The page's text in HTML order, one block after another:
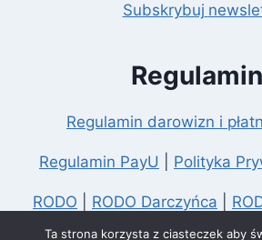
Subskrybuj
Regulamin darowizn i
Regulamin PayU Polityka
RODO RODO Darczyńca
Ta strona korzysta z ciasteczek aby